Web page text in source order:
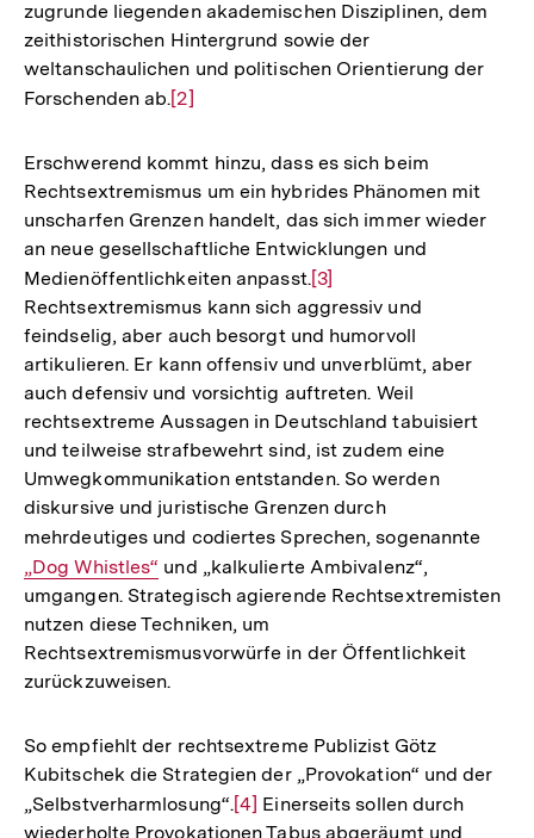
zugrunde liegenden akademischen Disziplinen, dem
zeithistorischen Hintergrund sowie der
weltanschaulichen und politischen Orientierung der
Forschenden ab.Zur
der
Fußnote
[2]
Erschwerend kommt hinzu, dass es sich beim
Rechtsextremismus um ein hybrides Phänomen mit
unscharfen Grenzen handelt, das sich immer wieder
an neue gesellschaftliche Entwicklungen und
Medienöffentlichkeiten anpasst.Zur
Auflösung
der
Fußnote
[3]
Rechtsextremismus kann sich aggressiv und
feindselig, aber auch besorgt und humorvoll
artikulieren. Er kann offensiv und unverblümt, aber
auch defensiv und vorsichtig auftreten. Weil
rechtsextreme Aussagen in Deutschland tabuisiert
und teilweise strafbewehrt sind, ist zudem eine
Umwegkommunikation entstanden. So werden
diskursive und juristische Grenzen durch
mehrdeutiges und codiertes Sprechen, sogenannte
„Dog Whistles“ und „kalkulierte Ambivalenz“,
umgangen. Strategisch agierende Rechtsextremisten
nutzen diese Techniken, um
Rechtsextremismusvorwürfe in der Öffentlichkeit
zurückzuweisen.
So empfiehlt der rechtsextreme Publizist Götz
Kubitschek die Strategien der „Provokation“ und der
„Selbstverharmlosung“.Zur
[4] Einerseits sollen durch
wiederholte Provokationen Tabus abgeräumt und